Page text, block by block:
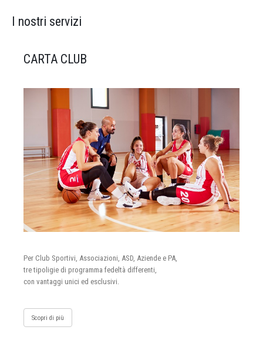
I nostri servizi
CARTA CLUB
Per Club Sportivi, Associazioni, ASD, Aziende e PA,
tre tipoligie di programma fedeltà differenti,
con vantaggi unici ed esclusivi.
Scopri di più